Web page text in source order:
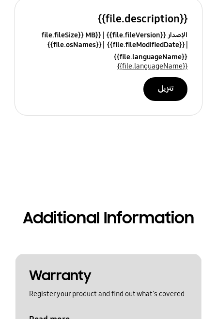
{{file.description}}
الإصدار {{file.fileVersion}}
{{file.fileSize}} MB
{{file.fileModifiedDate}}
{{file.osNames}}
{{file.languageName}}
{{file.languageName}}
تنزيل
Additional Information
Warranty
Register your product and find out what's covered